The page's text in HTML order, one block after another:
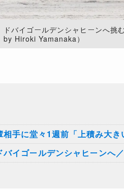
ドバイゴールデンシャヒーンへ挑
by Hiroki Yamanaka）
手に堂々1週前「上積み大き
イゴールデンシャヒーンへ